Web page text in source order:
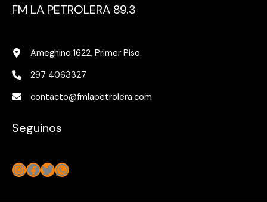
FM LA PETROLERA 89.3
Ameghino 1622, Primer Piso.
297 4063327
contacto@fmlapetrolera.com
Seguinos
Instagram
Facebook
Twitter
WhatsApp